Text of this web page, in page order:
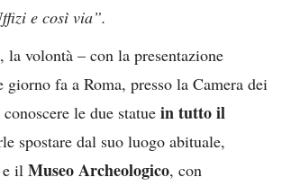
e così via”.
la volontà – con la presentazione
giorno fa a Roma, presso la Camera dei
le due statue in tutto il
spostare dal suo luogo abituale,
e il Museo Archeologico, con